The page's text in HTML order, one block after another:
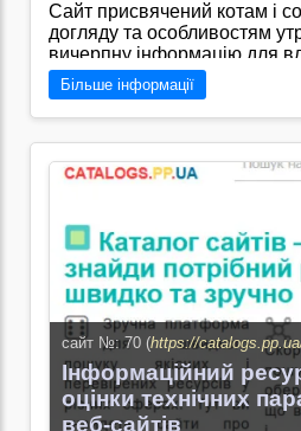
Сайт присвячений котам і
догляду та особливостям
вичерпну інформацію для
любителів чотирилапих/Я
"https://dog-cat.ukr-
корисні статті та поради
собаками, їхні породи та
Перейти на сайт →
Більше інформації
сайт №: 70 (https://
Інформаційний
оцінки технічних
веб-сайтів